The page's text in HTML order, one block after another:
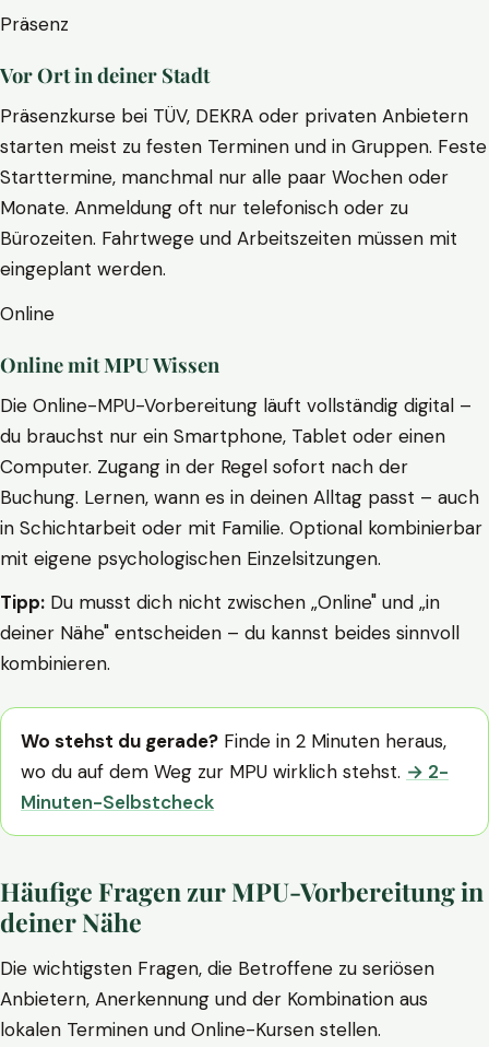
Präsenz
Vor Ort in deiner Stadt
Präsenzkurse bei TÜV, DEKRA oder privaten Anbietern
starten meist zu festen Terminen und in Gruppen. Feste
Starttermine, manchmal nur alle paar Wochen oder
Monate. Anmeldung oft nur telefonisch oder zu
Bürozeiten. Fahrtwege und Arbeitszeiten müssen mit
eingeplant werden.
Online
Online mit MPU Wissen
Die Online-MPU-Vorbereitung läuft vollständig digital –
du brauchst nur ein Smartphone, Tablet oder einen
Computer. Zugang in der Regel sofort nach der
Buchung. Lernen, wann es in deinen Alltag passt – auch
in Schichtarbeit oder mit Familie. Optional kombinierbar
mit eigene psychologischen Einzelsitzungen.
Tipp: Du musst dich nicht zwischen „Online" und „in
deiner Nähe" entscheiden – du kannst beides sinnvoll
kombinieren.
Wo stehst du gerade? Finde in 2 Minuten heraus,
wo du auf dem Weg zur MPU wirklich stehst. → 2-
Minuten-Selbstcheck
Häufige Fragen zur MPU-Vorbereitung in
deiner Nähe
Die wichtigsten Fragen, die Betroffene zu seriösen
Anbietern, Anerkennung und der Kombination aus
lokalen Terminen und Online-Kursen stellen.